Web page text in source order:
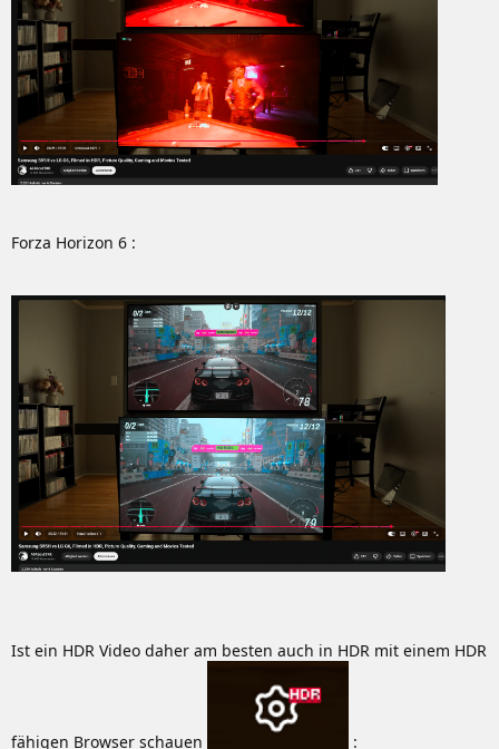
Forza Horizon 6 :
Ist ein HDR Video daher am besten auch in HDR mit einem HDR
fähigen Browser schauen :